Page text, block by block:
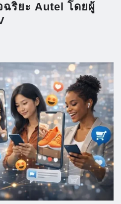
ริยะ Autel โดยผู้